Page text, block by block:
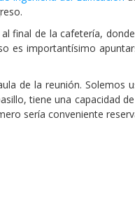
final de la cafetería,
es importantísimo
de la reunión. Solemos
tiene una capacidad
sería conveniente